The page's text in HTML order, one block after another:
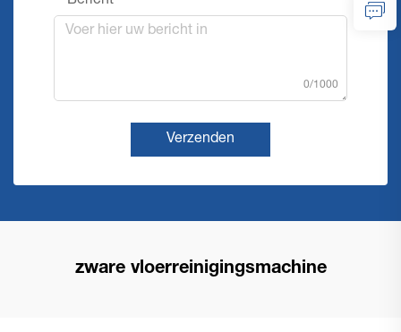
0/1000
Verzenden
zware vloerreinigingsmachine